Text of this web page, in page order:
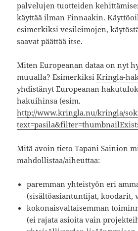
palvelujen tuotteiden
käyttää ilman Finnaakin.
esimerkiksi vesileimojen,
saavat päättää itse.
Miten Europeanan dataa on nyt
muualla? EsimerkiksiKringla-
yhdistänyt Europeanan
hakuihinsa (esim.
http://www.kringla.nu/kringla/
Mitä avoin tieto Tapani Sainion
mahdollistaa/aiheuttaa:
paremman yhteistyön eri
(sisältöasiantuntijat, koodarit,
kokonaisvaltaisemman
(ei rajata asioita vain